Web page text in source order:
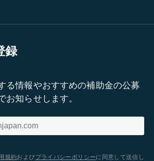
録
る情報やおすすめの補助金の公募
お知らせします。
規約およびプライバシーポリシーに同意して送信し